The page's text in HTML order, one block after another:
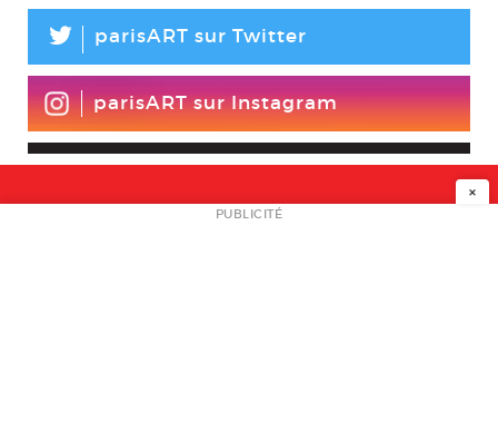
L parisART sur Twitter
parisART sur Instagram
NEWSLETTER
×
PUBLICITÉ